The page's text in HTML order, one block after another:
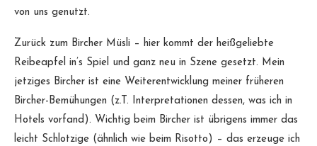
von uns genutzt.
Zurück zum Bircher Müsli – hier kommt der heißgeliebte
Reibeapfel in’s Spiel und ganz neu in Szene gesetzt. Mein
jetziges Bircher ist eine Weiterentwicklung meiner früheren
Bircher-Bemühungen (z.T. Interpretationen dessen, was ich in
Hotels vorfand). Wichtig beim Bircher ist übrigens immer das
leicht Schlotzige (ähnlich wie beim Risotto) – das erzeuge ich